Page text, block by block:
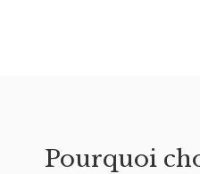
Pourquoi